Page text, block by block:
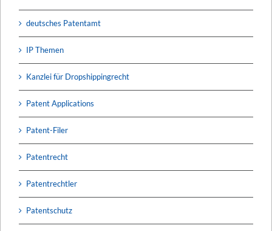
deutsches Patentamt
IP Themen
Kanzlei für Dropshippingrecht
Patent Applications
Patent-Filer
Patentrecht
Patentrechtler
Patentschutz